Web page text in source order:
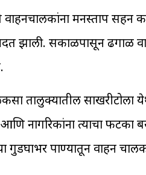
मनस्ताप सहन
मदत झाली. सकाळपासून ढगाळ
तालुक्यातील साखरीटोला
नागरिकांना त्याचा फटका
पाण्यातून वाहन